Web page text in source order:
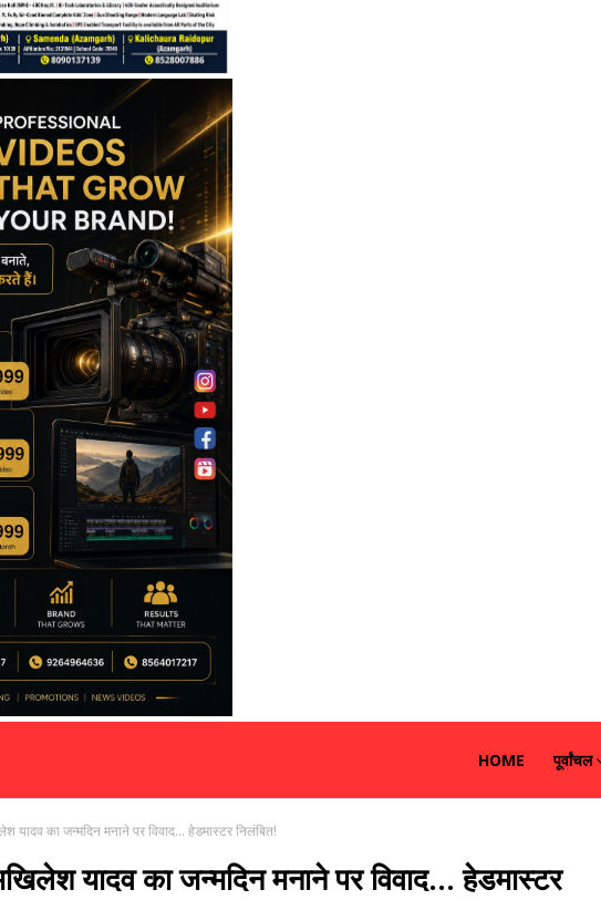
HOME पूर्वांचल
यादव का जन्मदिन मनाने पर विवाद... हेडमास्टर निलंबित!
यादव का जन्मदिन मनाने पर विवाद... हेडमास्टर